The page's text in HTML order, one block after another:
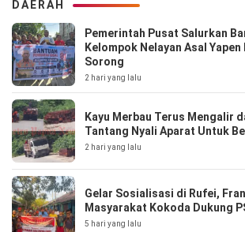
DAERAH
Pemerintah Pusat Salurkan
Kelompok Nelayan Asal
Sorong
2 hari yang lalu
Kayu Merbau Terus Mengalir
Tantang Nyali Aparat Untuk
2 hari yang lalu
Gelar Sosialisasi di Rufei,
Masyarakat Kokoda Dukung
5 hari yang lalu